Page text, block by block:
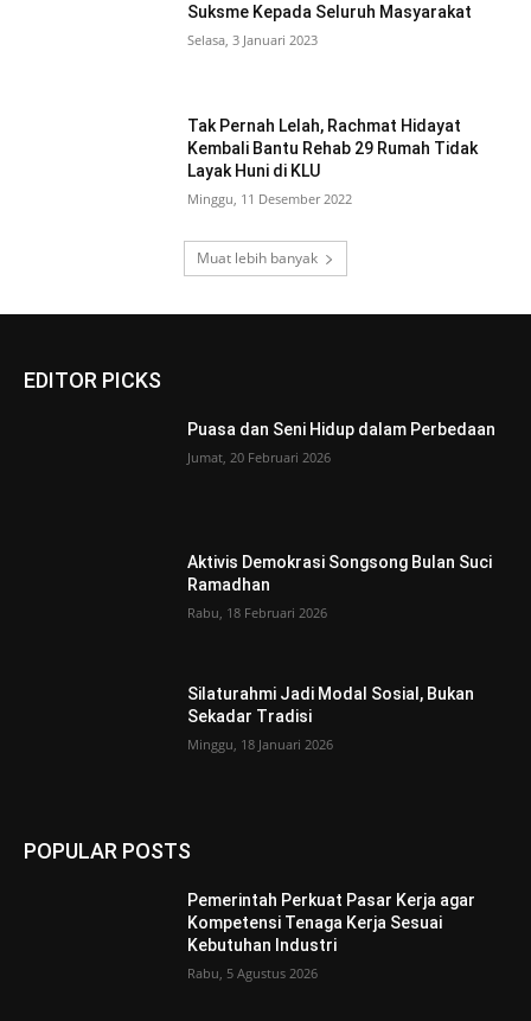
Suksme Kepada Seluruh Masyarakat
Selasa, 3 Januari 2023
Tak Pernah Lelah, Rachmat Hidayat
Kembali Bantu Rehab 29 Rumah Tidak
Layak Huni di KLU
Minggu, 11 Desember 2022
Muat lebih banyak
EDITOR PICKS
Puasa dan Seni Hidup dalam Perbedaan
Jumat, 20 Februari 2026
Aktivis Demokrasi Songsong Bulan Suci
Ramadhan
Rabu, 18 Februari 2026
Silaturahmi Jadi Modal Sosial, Bukan
Sekadar Tradisi
Minggu, 18 Januari 2026
POPULAR POSTS
Pemerintah Perkuat Pasar Kerja agar
Kompetensi Tenaga Kerja Sesuai
Kebutuhan Industri
Rabu, 5 Agustus 2026